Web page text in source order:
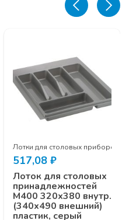
Лотки для столовых приборов
517,08 ₽
Лоток для столовых
принадлежностей
М400 320х380 внутр.
(340х490 внешний)
пластик, серый